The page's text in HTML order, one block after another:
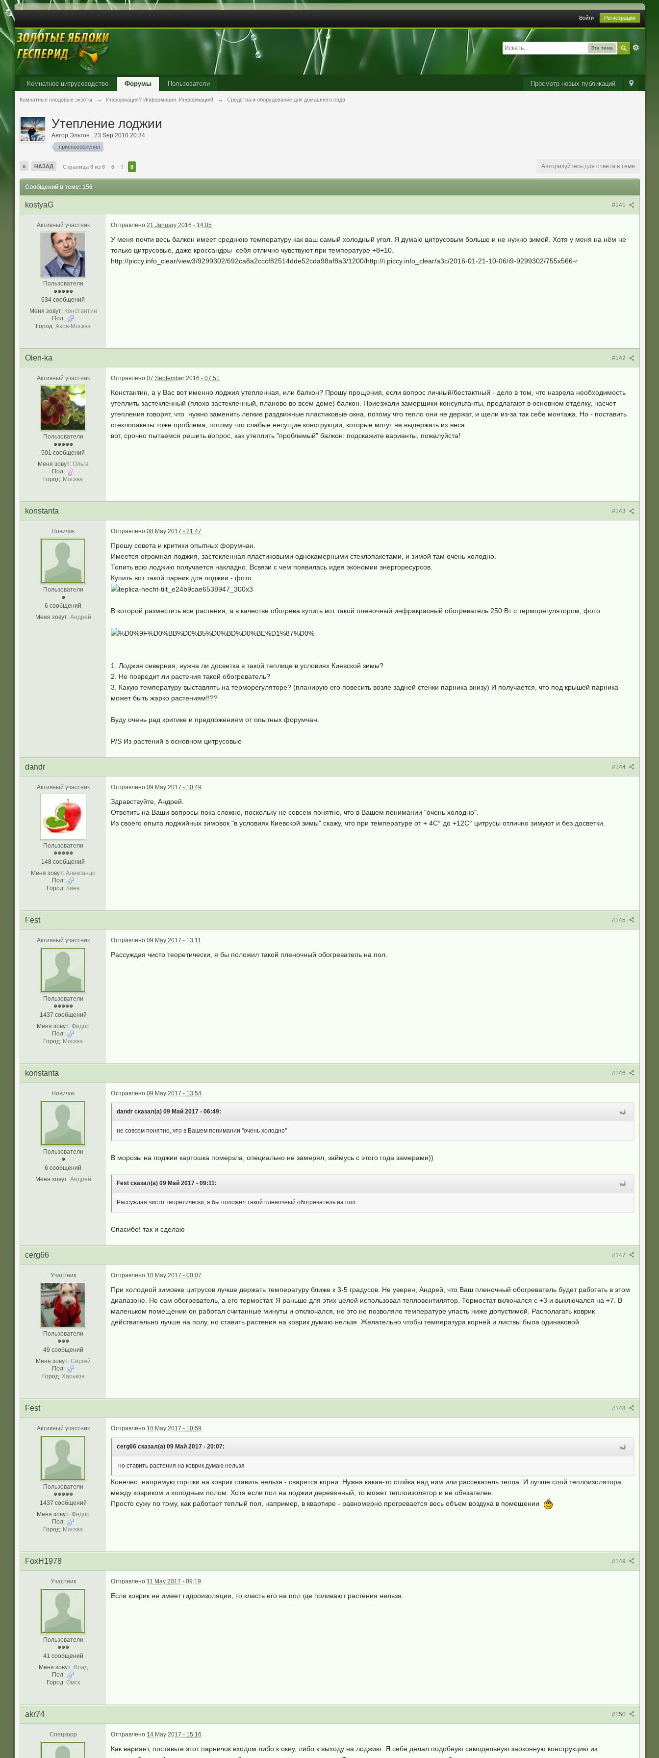
Войти Регистрация
Эта тема
Просмотр новых публикаций
Комнатное цитрусоводство Форумы Пользователи
Комнатные плодовые экзоты → Информация? Информация. Информация! → Средства и оборудование для домашнего сада
Утепление лоджии
Автор Эльтон , 23 Sep 2010 20:34
приспособления
« НАЗАД Страница 8 из 8 6 7 8 Авторизуйтесь для ответа в теме
Сообщений в теме: 156
#141
kostyaG
Активный участник
Пользователи
634 сообщений
Меня зовут: Константин
Пол:
Город: Азов-Москва
Отправлено 21 January 2016 - 14:05
У меня почти весь балкон имеет среднюю температуру как ваш самый холодный угол. Я думаю цитрусовым больше и не нужно зимой. Хотя у меня на нём не
только цитрусовые, даже кроссандры себя отлично чувствуют при температуре +8+10.
http://piccy.info_clear/view3/9299302/692ca8a2cccf82514dde52cda98af8a3/1200/http://i.piccy.info_clear/a3c/2016-01-21-10-06/i9-9299302/755x566-r
#142
Olen-ka
Активный участник
Пользователи
501 сообщений
Меня зовут: Ольга
Пол:
Город: Москва
Отправлено 07 September 2016 - 07:51
Константин, а у Вас вот именно лоджия утепленная, или балкон? Прошу прощения, если вопрос личный/бестактный - дело в том, что назрела необходимость
утеплить застекленный (плохо застекленный, планово во всем доме) балкон. Приезжали замерщики-консультанты, предлагают в основном отделку, насчет
утепления говорят, что нужно заменить легкие раздвижные пластиковые окна, потому что тепло они не держат, и щели из-за так себе монтажа. Но - поставить
стеклопакеты тоже проблема, потому что слабые несущие конструкции, которые могут не выдержать их веса...
вот, срочно пытаемся решить вопрос, как утеплить "проблемый" балкон: подскажите варианты, пожалуйста!
#143
konstanta
Новичок
Пользователи
6 сообщений
Меня зовут: Андрей
Отправлено 08 May 2017 - 21:47
Прошу совета и критики опытных форумчан.
Имеется огромная лоджия, застекленная пластиковыми однокамерными стеклопакетами, и зимой там очень холодно.
Топить всю лоджию получается накладно. Всвязи с чем появилась идея экономии энергоресурсов.
Купить вот такой парник для лоджии - фото
В которой разместить все растения, а в качестве обогрева купить вот такой пленочный инфракрасный обогреватель 250 Вт с терморегулятором, фото
1. Лоджия северная, нужна ли досветка в такой теплице в условиях Киевской зимы?
2. Не повредит ли растения такой обогреватель?
3. Какую температуру выставлять на терморегуляторе? (планирую его повесить возле задней стенки парника внизу) И получается, что под крышей парника
может быть жарко растениям!!??
Буду очень рад критике и предложениям от опытных форумчан.
P/S Из растений в основном цитрусовые
#144
dandr
Активный участник
Пользователи
148 сообщений
Меня зовут: Александр
Пол:
Город: Киев
Отправлено 09 May 2017 - 10:49
Здравствуйте, Андрей.
Ответить на Ваши вопросы пока сложно, поскольку не совсем понятно, что в Вашем понимании "очень холодно".
Из своего опыта лоджийных зимовок "в условиях Киевской зимы" скажу, что при температуре от + 4С° до +12С° цитрусы отлично зимуют и без досветки.
#145
Fest
Активный участник
Пользователи
1437 сообщений
Меня зовут: Федор
Пол:
Город: Москва
Отправлено 09 May 2017 - 13:11
Рассуждая чисто теоретически, я бы положил такой пленочный обогреватель на пол.
#146
konstanta
Новичок
Пользователи
6 сообщений
Меня зовут: Андрей
Отправлено 09 May 2017 - 13:54
dandr сказал(а) 09 Май 2017 - 06:49:
не совсем понятно, что в Вашем понимании "очень холодно"
В морозы на лоджии картошка померзла, специально не замерял, займусь с этого года замерами))
Fest сказал(а) 09 Май 2017 - 09:11:
Рассуждая чисто теоретически, я бы положил такой пленочный обогреватель на пол.
Спасибо! так и сделаю
#147
cerg66
Участник
Пользователи
49 сообщений
Меня зовут: Сергей
Пол:
Город: Харьков
Отправлено 10 May 2017 - 00:07
При холодной зимовке цитрусов лучше держать температуру ближе к 3-5 градусов. Не уверен, Андрей, что Ваш пленочный обогреватель будет работать в этом
диапазоне. Не сам обогреватель, а его термостат. Я раньше для этих целей использовал тепловентилятор. Термостат включался с +3 и выключался на +7. В
маленьком помещении он работал считанные минуты и отключался, но это не позволяло температуре упасть ниже допустимой. Располагать коврик
действительно лучше на полу, но ставить растения на коврик думаю нельзя. Желательно чтобы температура корней и листвы была одинаковой.
#148
Fest
Активный участник
Пользователи
1437 сообщений
Меня зовут: Федор
Пол:
Город: Москва
Отправлено 10 May 2017 - 10:59
cerg66 сказал(а) 09 Май 2017 - 20:07:
но ставить растения на коврик думаю нельзя
Конечно, напрямую горшки на коврик ставить нельзя - сварятся корни. Нужна какая-то стойка над ним или рассекатель тепла. И лучше слой теплоизолятора
между ковриком и холодным полом. Хотя если пол на лоджии деревянный, то может теплоизолятор и не обязателен.
Просто сужу по тому, как работает теплый пол, например, в квартире - равномерно прогревается весь объем воздуха в помещении
#149
FoxH1978
Участник
Пользователи
41 сообщений
Меня зовут: Влад
Пол:
Город: Омск
Отправлено 11 May 2017 - 09:19
Если коврик не имеет гидроизоляции, то класть его на пол где поливают растения нельзя.
#150
akr74
Спецкорр Отправлено 14 May 2017 - 15:16
Как вариант, поставьте этот парничок входом либо к окну, либо к выходу на лоджию. Я себе делал подобную самодельную заоконную конструкцию из